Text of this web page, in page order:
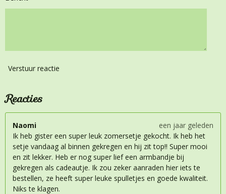
Verstuur reactie
Reacties
Naomi
een jaar geleden
Ik heb gister een super leuk zomersetje gekocht. Ik heb het
setje vandaag al binnen gekregen en hij zit top!! Super mooi
en zit lekker. Heb er nog super lief een armbandje bij
gekregen als cadeautje. Ik zou zeker aanraden hier iets te
bestellen, ze heeft super leuke spulletjes en goede kwaliteit.
Niks te klagen.